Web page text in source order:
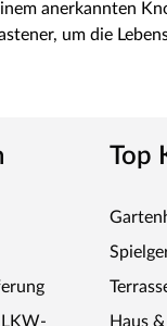
anerkannten
um die
Top
Haus